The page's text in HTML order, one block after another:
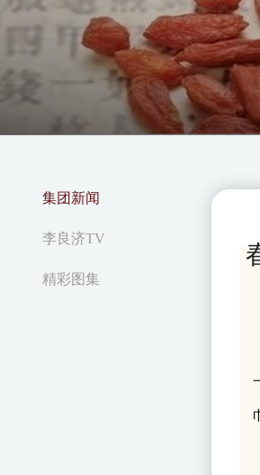
集团新闻
李良济TV
精彩图集